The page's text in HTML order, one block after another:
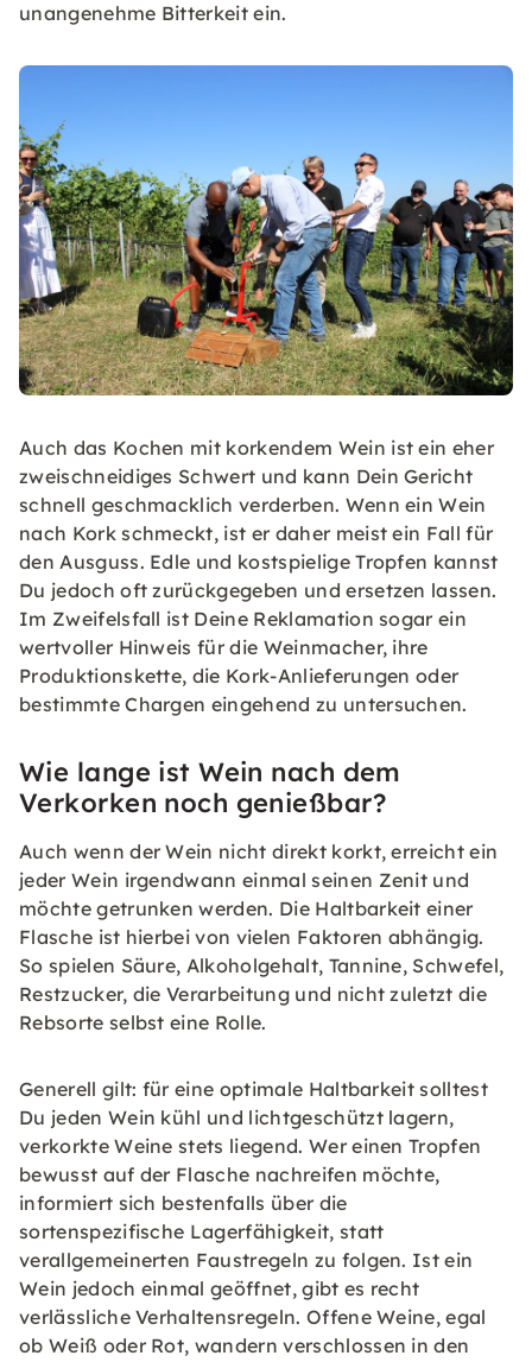
unangenehme Bitterkeit ein.
Auch das Kochen mit korkendem Wein ist ein eher
zweischneidiges Schwert und kann Dein Gericht
schnell geschmacklich verderben. Wenn ein Wein
nach Kork schmeckt, ist er daher meist ein Fall für
den Ausguss. Edle und kostspielige Tropfen kannst
Du jedoch oft zurückgegeben und ersetzen lassen.
Im Zweifelsfall ist Deine Reklamation sogar ein
wertvoller Hinweis für die Weinmacher, ihre
Produktionskette, die Kork-Anlieferungen oder
bestimmte Chargen eingehend zu untersuchen.
Wie lange ist Wein nach dem
Verkorken noch genießbar?
Auch wenn der Wein nicht direkt korkt, erreicht ein
jeder Wein irgendwann einmal seinen Zenit und
möchte getrunken werden. Die Haltbarkeit einer
Flasche ist hierbei von vielen Faktoren abhängig.
So spielen Säure, Alkoholgehalt, Tannine, Schwefel,
Restzucker, die Verarbeitung und nicht zuletzt die
Rebsorte selbst eine Rolle.
Generell gilt: für eine optimale Haltbarkeit solltest
Du jeden Wein kühl und lichtgeschützt lagern,
verkorkte Weine stets liegend. Wer einen Tropfen
bewusst auf der Flasche nachreifen möchte,
informiert sich bestenfalls über die
sortenspezifische Lagerfähigkeit, statt
verallgemeinerten Faustregeln zu folgen. Ist ein
Wein jedoch einmal geöffnet, gibt es recht
verlässliche Verhaltensregeln. Offene Weine, egal
ob Weiß oder Rot, wandern verschlossen in den